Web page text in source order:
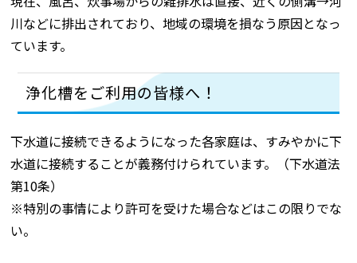
川などに排出されており、地域の環境を損なう原因となっ
ています。
浄化槽をご利用の皆様へ！
下水道に接続できるようになった各家庭は、すみやかに下
水道に接続することが義務付けられています。（下水道法
第10条）
※特別の事情により許可を受けた場合などはこの限りでな
い。